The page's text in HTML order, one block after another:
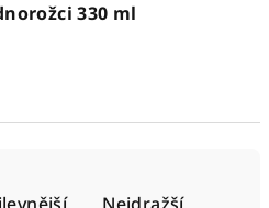
330 ml